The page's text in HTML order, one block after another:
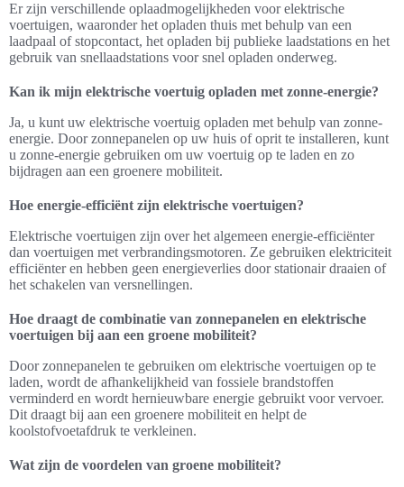
Er zijn verschillende oplaadmogelijkheden voor elektrische
voertuigen, waaronder het opladen thuis met behulp van een
laadpaal of stopcontact, het opladen bij publieke laadstations en het
gebruik van snellaadstations voor snel opladen onderweg.
Kan ik mijn elektrische voertuig opladen met zonne-energie?
Ja, u kunt uw elektrische voertuig opladen met behulp van zonne-
energie. Door zonnepanelen op uw huis of oprit te installeren, kunt
u zonne-energie gebruiken om uw voertuig op te laden en zo
bijdragen aan een groenere mobiliteit.
Hoe energie-efficiënt zijn elektrische voertuigen?
Elektrische voertuigen zijn over het algemeen energie-efficiënter
dan voertuigen met verbrandingsmotoren. Ze gebruiken elektriciteit
efficiënter en hebben geen energieverlies door stationair draaien of
het schakelen van versnellingen.
Hoe draagt de combinatie van zonnepanelen en elektrische
voertuigen bij aan een groene mobiliteit?
Door zonnepanelen te gebruiken om elektrische voertuigen op te
laden, wordt de afhankelijkheid van fossiele brandstoffen
verminderd en wordt hernieuwbare energie gebruikt voor vervoer.
Dit draagt bij aan een groenere mobiliteit en helpt de
koolstofvoetafdruk te verkleinen.
Wat zijn de voordelen van groene mobiliteit?